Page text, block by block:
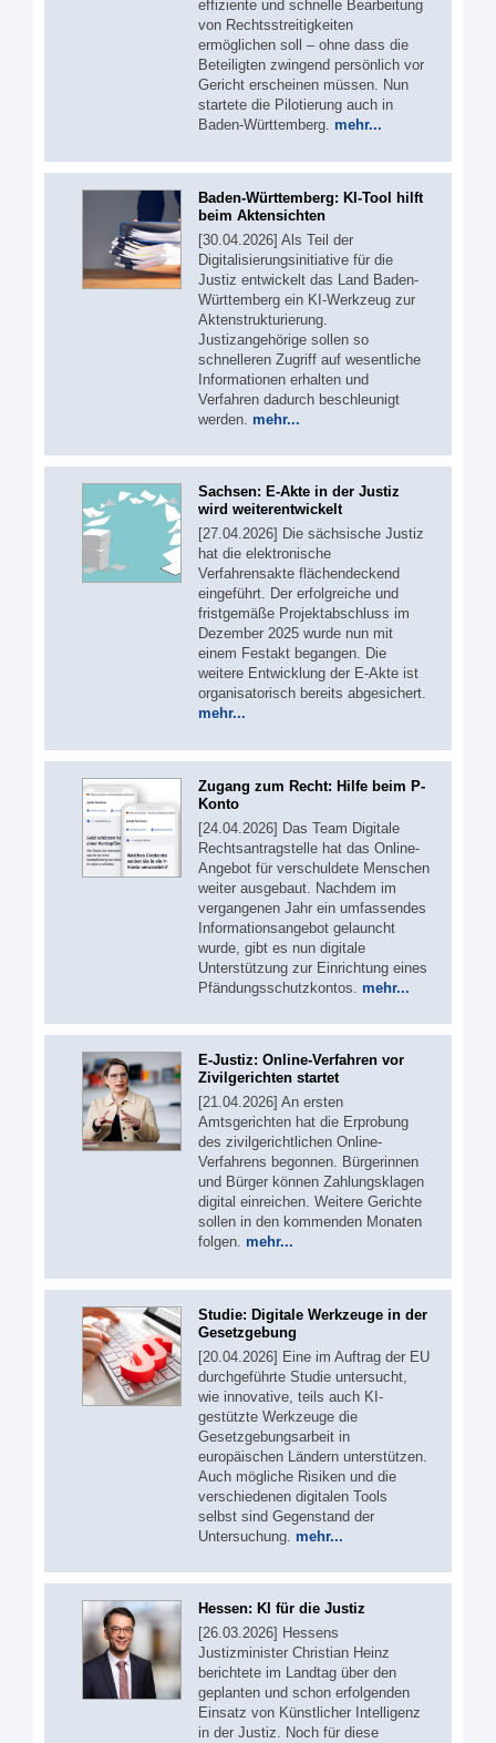
effiziente und schnelle Bearbeitung
von Rechtsstreitigkeiten
ermöglichen soll – ohne dass die
Beteiligten zwingend persönlich vor
Gericht erscheinen müssen. Nun
startete die Pilotierung auch in
Baden-Württemberg. mehr...
Baden-Württemberg: KI-Tool hilft
beim Aktensichten
[30.04.2026] Als Teil der
Digitalisierungsinitiative für die
Justiz entwickelt das Land Baden-
Württemberg ein KI-Werkzeug zur
Aktenstrukturierung.
Justizangehörige sollen so
schnelleren Zugriff auf wesentliche
Informationen erhalten und
Verfahren dadurch beschleunigt
werden. mehr...
Sachsen: E-Akte in der Justiz
wird weiterentwickelt
[27.04.2026] Die sächsische Justiz
hat die elektronische
Verfahrensakte flächendeckend
eingeführt. Der erfolgreiche und
fristgemäße Projektabschluss im
Dezember 2025 wurde nun mit
einem Festakt begangen. Die
weitere Entwicklung der E-Akte ist
organisatorisch bereits abgesichert.
mehr...
Zugang zum Recht: Hilfe beim P-
Konto
[24.04.2026] Das Team Digitale
Rechtsantragstelle hat das Online-
Angebot für verschuldete Menschen
weiter ausgebaut. Nachdem im
vergangenen Jahr ein umfassendes
Informationsangebot gelauncht
wurde, gibt es nun digitale
Unterstützung zur Einrichtung eines
Pfändungsschutzkontos. mehr...
E-Justiz: Online-Verfahren vor
Zivilgerichten startet
[21.04.2026] An ersten
Amtsgerichten hat die Erprobung
des zivilgerichtlichen Online-
Verfahrens begonnen. Bürgerinnen
und Bürger können Zahlungsklagen
digital einreichen. Weitere Gerichte
sollen in den kommenden Monaten
folgen. mehr...
Studie: Digitale Werkzeuge in der
Gesetzgebung
[20.04.2026] Eine im Auftrag der EU
durchgeführte Studie untersucht,
wie innovative, teils auch KI-
gestützte Werkzeuge die
Gesetzgebungsarbeit in
europäischen Ländern unterstützen.
Auch mögliche Risiken und die
verschiedenen digitalen Tools
selbst sind Gegenstand der
Untersuchung. mehr...
Hessen: KI für die Justiz
[26.03.2026] Hessens
Justizminister Christian Heinz
berichtete im Landtag über den
geplanten und schon erfolgenden
Einsatz von Künstlicher Intelligenz
in der Justiz. Noch für diese